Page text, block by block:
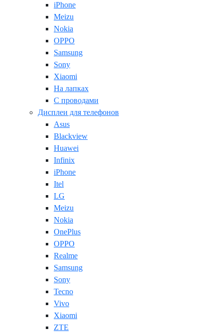
iPhone
Meizu
Nokia
OPPO
Samsung
Sony
Xiaomi
На лапках
С проводами
Дисплеи для телефонов
Asus
Blackview
Huawei
Infinix
iPhone
Itel
LG
Meizu
Nokia
OnePlus
OPPO
Realme
Samsung
Sony
Tecno
Vivo
Xiaomi
ZTE